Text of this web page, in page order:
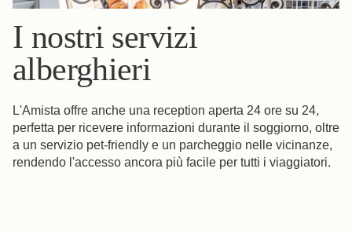
I nostri servizi
alberghieri
L'Amista offre anche una reception aperta 24 ore su 24,
perfetta per ricevere informazioni durante il soggiorno, oltre
a un servizio pet-friendly e un parcheggio nelle vicinanze,
rendendo l'accesso ancora più facile per tutti i viaggiatori.